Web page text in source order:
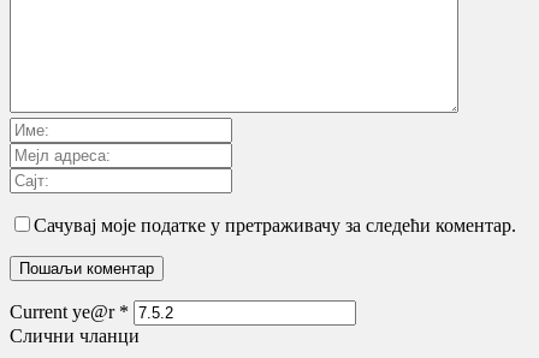
Сачувај моје податке у претраживачу за следећи коментар.
Current ye@r *
Слични чланци